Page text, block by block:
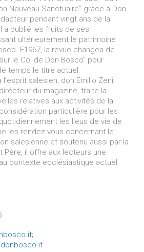
Nouveau Sanctuaire” gràce à Don
pendant vingt ans de la
a publié les fruits de ses
ultérieurement le patrimoine
E1967, la revue changea de
le Col de Don Bosco” pour
temps le titre actuel.
salesien, don Emilio Zeni,
du magazine, traite la
relatives aux activités de la
particulière pour les
les lieus de vie de
les rendez-vous concernant le
salesienne et soutenu aussi par la
Père, il offre aux lecteurs une
contexte ecclésiastique actuel.